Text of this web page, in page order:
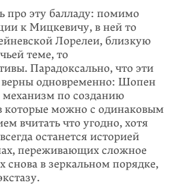
про эту балладу: помимо
к Мицкевичу, в ней то
Лорелеи, близкую
теме, то
Парадокса­льно, что эти
одновременно: Шопен
по созданию
которые можно с одинаковым
вчитать что угодно, хотя
останется историей
пережи­ваю­щих сложное
в зеркальном порядке,